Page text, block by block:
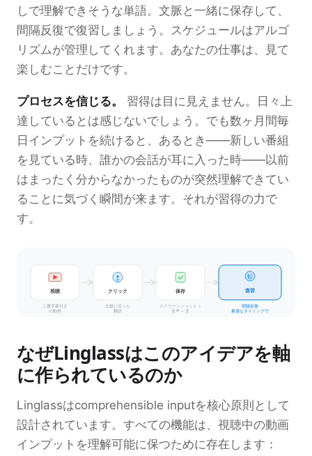
しで理解できそうな単語。文脈と一緒に保存して、
間隔反復で復習しましょう。スケジュールはアルゴ
リズムが管理してくれます。あなたの仕事は、見て
楽しむことだけです。
プロセスを信じる。
習得は目に見えません。日々上
達しているとは感じないでしょう。でも数ヶ月間毎
日インプットを続けると、あるとき——新しい番組
を見ている時、誰かの会話が耳に入った時——以前
はまったく分からなかったものが突然理解できてい
ることに気づく瞬間が来ます。それが習得の力で
す。
視聴 クリック 保存 復習
二重字幕付き
の動画
文脈に沿った
翻訳
スクリーンショット +
音声 + 文
間隔反復
最適なタイミングで
なぜLinglassはこのアイデアを軸
に作られているのか
Linglassはcomprehensible inputを核心原則として
設計されています。すべての機能は、視聴中の動画
インプットを理解可能に保つために存在します：